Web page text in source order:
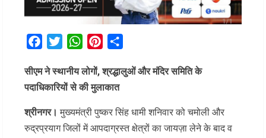
FacebookTwitterWhatsAppPinterest
सीएम ने स्थानीय लोगों, श्रद्धालुओं और मंदिर समिति के
पदाधिकारियों से की मुलाकात
श्रीनगर।मुख्यमंत्री पुष्कर सिंह धामी शनिवार को चमोली और
रुद्रप्रयाग जिलों में आपदाग्रस्त क्षेत्रों का जायज़ा लेने के बाद व